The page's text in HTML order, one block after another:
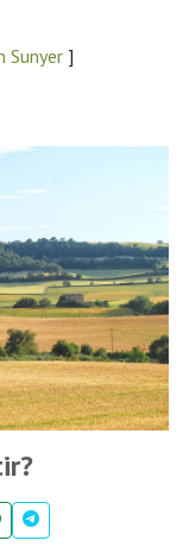
Sunyer ]